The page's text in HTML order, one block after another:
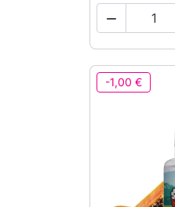

-1,00 €